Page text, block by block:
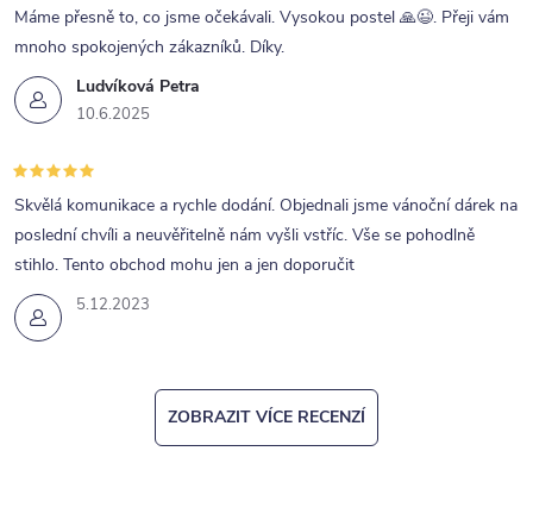
Ludvíková Petra
10.6.2025
Máme přesně to, co jsme očekávali. Vysokou postel 🙏😉. Přeji vám
mnoho spokojených zákazníků. Díky.
5.12.2023
Skvělá komunikace a rychle dodání. Objednali jsme vánoční dárek na
poslední chvíli a neuvěřitelně nám vyšli vstříc. Vše se pohodlně
stihlo. Tento obchod mohu jen a jen doporučit
ZOBRAZIT VÍCE RECENZÍ